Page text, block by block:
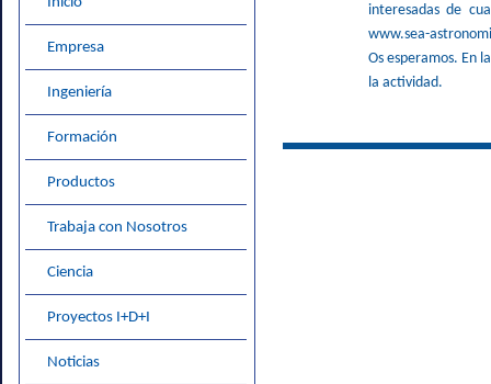
interesadas de
www.sea-
Os esperamos. En
la actividad.
Empresa
Ingeniería
Formación
Productos
Trabaja con Nosotros
Ciencia
Proyectos I+D+I
Noticias